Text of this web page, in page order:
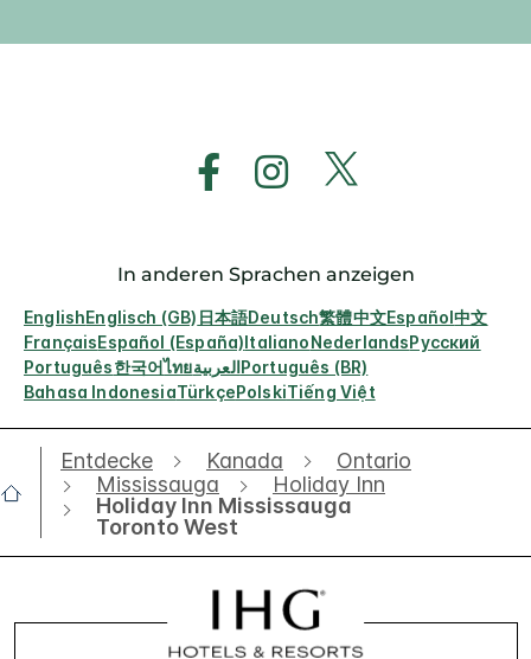
In anderen Sprachen anzeigen
EnglishEnglisch (GB) 日本語Deutsch繁體中文Español中文
FrançaisEspañol (España)ItalianoNederlandsРусский
Português한국어ไทยالعربيةPortuguês (BR)
Bahasa IndonesiaTürkçePolskiTiếng Việt
Entdecke Kanada
Ontario
Mississauga
Holiday Inn
Holiday Inn Mississauga
Toronto West